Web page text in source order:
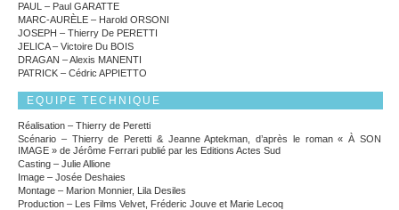
PAUL – Paul GARATTE
MARC-AURÈLE – Harold ORSONI
JOSEPH – Thierry De PERETTI
JELICA – Victoire Du BOIS
DRAGAN – Alexis MANENTI
PATRICK – Cédric APPIETTO
EQUIPE TECHNIQUE
Réalisation – Thierry de Peretti
Scénario – Thierry de Peretti & Jeanne Aptekman, d’après le roman « À SON
IMAGE » de Jérôme Ferrari publié par les Editions Actes Sud
Casting – Julie Allione
Image – Josée Deshaies
Montage – Marion Monnier, Lila Desiles
Production – Les Films Velvet, Fréderic Jouve et Marie Lecoq